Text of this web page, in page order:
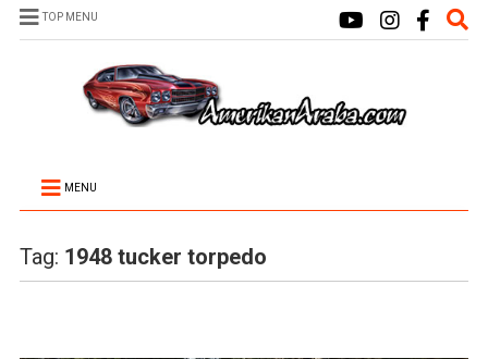
TOP MENU
MENU
Tag: 1948 tucker torpedo